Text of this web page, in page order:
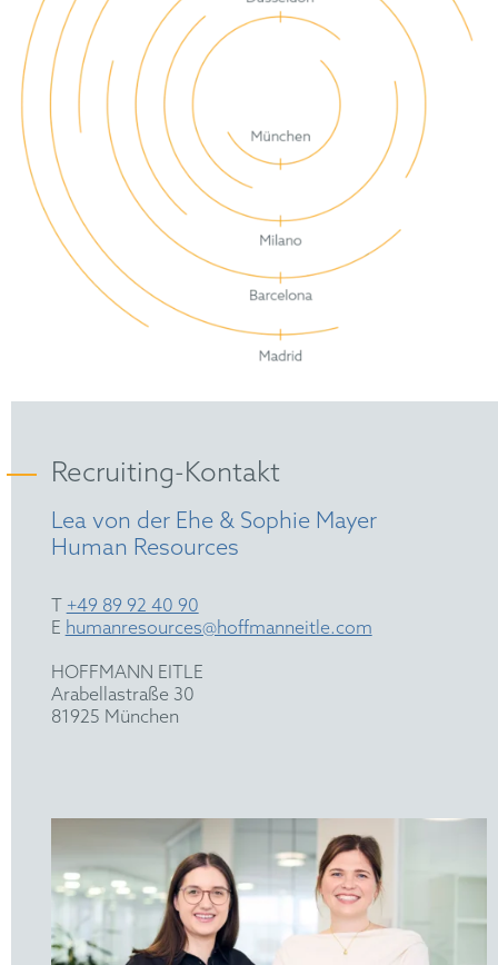
Recruiting-Kontakt
Lea von der Ehe & Sophie Mayer
Human Resources
T +49 89 92 40 90
E humanresources@hoffmanneitle.com
HOFFMANN EITLE
Arabellastraße 30
81925 München